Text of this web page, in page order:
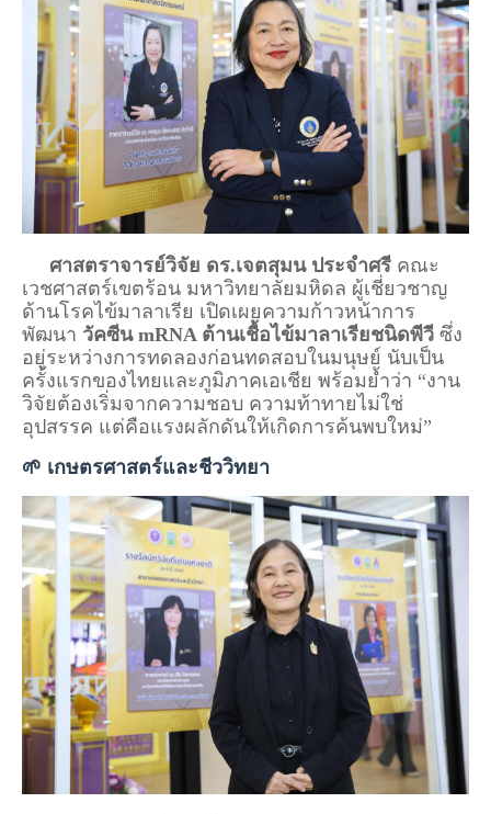
ศาสตราจารย์วิจัย ดร.เจตสุมน ประจำศรี คณะ
เวชศาสตร์เขตร้อน มหาวิทยาลัยมหิดล ผู้เชี่ยวชาญ
ด้านโรคไข้มาลาเรีย เปิดเผยความก้าวหน้าการ
พัฒนา วัคซีน mRNA ต้านเชื้อไข้มาลาเรียชนิดพีวี ซึ่ง
อยู่ระหว่างการทดลองก่อนทดสอบในมนุษย์ นับเป็น
ครั้งแรกของไทยและภูมิภาคเอเชีย พร้อมย้ำว่า “งาน
วิจัยต้องเริ่มจากความชอบ ความท้าทายไม่ใช่
อุปสรรค แต่คือแรงผลักดันให้เกิดการค้นพบใหม่”
🌱 เกษตรศาสตร์และชีววิทยา